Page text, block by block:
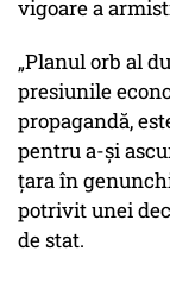
vigoare a
„Planul orb al
presiunile
propagandă,
pentru a-şi
ţara în
potrivit unei
de stat.